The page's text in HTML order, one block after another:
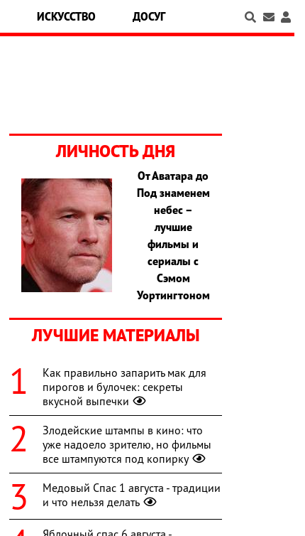
ИСКУССТВО ДОСУГ
ЛИЧНОСТЬ ДНЯ
От Аватара до
Под знаменем
небес –
лучшие
фильмы и
сериалы с
Сэмом
Уортингтоном
ЛУЧШИЕ МАТЕРИАЛЫ
Как правильно запарить мак для
пирогов и булочек: секреты
вкусной выпечки
Злодейские штампы в кино: что
уже надоело зрителю, но фильмы
все штампуются под копирку
Медовый Спас 1 августа - традиции
и что нельзя делать